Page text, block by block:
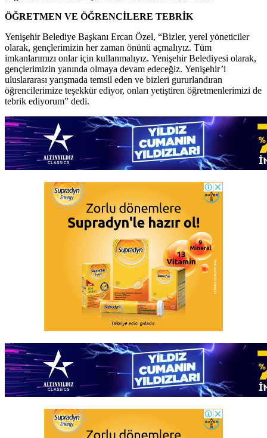
ÖĞRETMEN VE ÖĞRENCİLERE TEBRİK
Yenişehir Belediye Başkanı Ercan Özel, “Bizler, yerel yöneticiler
olarak, gençlerimizin her zaman önünü açmalıyız. Tüm
imkanlarımızı onlar için kullanmalıyız. Yenişehir Belediyesi olarak,
gençlerimizin yanında olmaya devam edeceğiz. Yenişehir’i
uluslararası yarışmada temsil eden ve bizleri gururlandıran
öğrencilerimize teşekkür ediyor, onları yetiştiren öğretmenlerimizi de
tebrik ediyorum” dedi.